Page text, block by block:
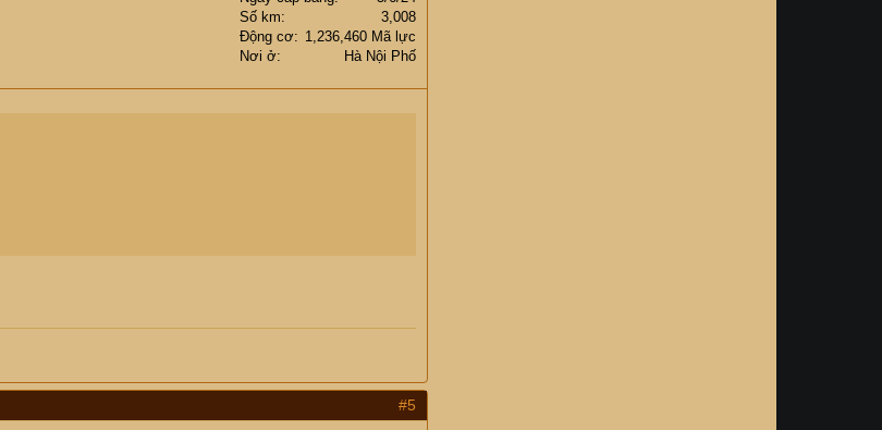
Số km
3,008
Động cơ
1,236,460 Mã lực
Nơi ở
Hà Nội Phố
#5